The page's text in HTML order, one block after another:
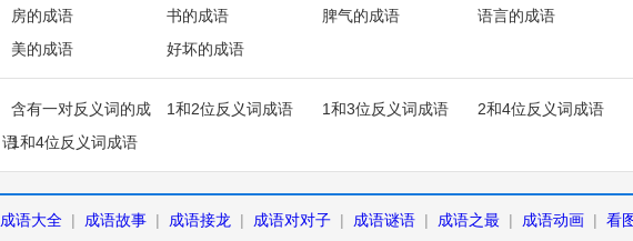
房的成语 书的成语 脾气的成语
语言的成语
美的成语 好坏的成语
含有一对反义词的成
语
1和2位反义词成语 1和3位反义词成语
2和4位反义词成语
1和4位反义词成语
成语大全 | 成语故事 | 成语接龙 | 成语对对子 | 成语谜语 | 成语之最 | 成语动画 | 看